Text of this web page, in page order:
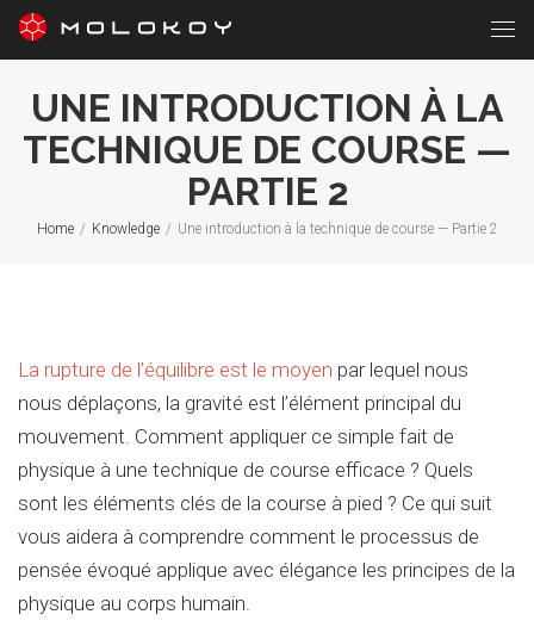
UNE INTRODUCTION À LA
TECHNIQUE DE COURSE —
PARTIE 2
Home / Knowledge / Une introduction à la technique de course — Partie 2
La rupture de l’équilibre est le moyen par lequel nous
nous déplaçons, la gravité est l’élément principal du
mouvement. Comment appliquer ce simple fait de
physique à une technique de course efficace ? Quels
sont les éléments clés de la course à pied ? Ce qui suit
vous aidera à comprendre comment le processus de
pensée évoqué applique avec élégance les principes de la
physique au corps humain.